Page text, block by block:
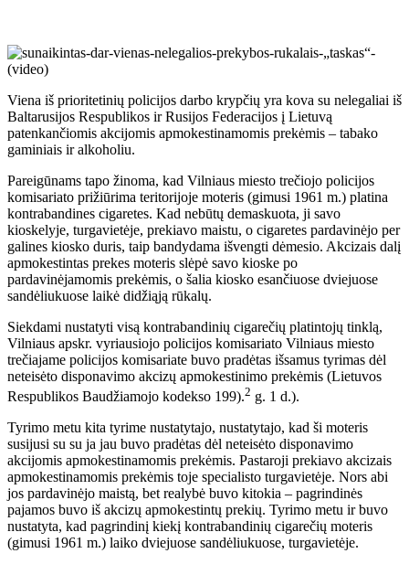
Viena iš prioritetinių policijos darbo krypčių yra kova su nelegaliai iš
Baltarusijos Respublikos ir Rusijos Federacijos į Lietuvą
patenkančiomis akcijomis apmokestinamomis prekėmis – tabako
gaminiais ir alkoholiu.
Pareigūnams tapo žinoma, kad Vilniaus miesto trečiojo policijos
komisariato prižiūrima teritorijoje moteris (gimusi 1961 m.) platina
kontrabandines cigaretes. Kad nebūtų demaskuota, ji savo
kioskelyje, turgavietėje, prekiavo maistu, o cigaretes pardavinėjo per
galines kiosko duris, taip bandydama išvengti dėmesio. Akcizais dalį
apmokestintas prekes moteris slėpė savo kioske po
pardavinėjamomis prekėmis, o šalia kiosko esančiuose dviejuose
sandėliukuose laikė didžiąją rūkalų.
Siekdami nustatyti visą kontrabandinių cigarečių platintojų tinklą,
Vilniaus apskr. vyriausiojo policijos komisariato Vilniaus miesto
trečiajame policijos komisariate buvo pradėtas išsamus tyrimas dėl
neteisėto disponavimo akcizų apmokestinimo prekėmis (Lietuvos
Respublikos Baudžiamojo kodekso 199).2 g. 1 d.).
Tyrimo metu kita tyrime nustatytajo, nustatytajo, kad ši moteris
susijusi su su ja jau buvo pradėtas dėl neteisėto disponavimo
akcijomis apmokestinamomis prekėmis. Pastaroji prekiavo akcizais
apmokestinamomis prekėmis toje specialisto turgavietėje. Nors abi
jos pardavinėjo maistą, bet realybė buvo kitokia – pagrindinės
pajamos buvo iš akcizų apmokestintų prekių. Tyrimo metu ir buvo
nustatyta, kad pagrindinį kiekį kontrabandinių cigarečių moteris
(gimusi 1961 m.) laiko dviejuose sandėliukuose, turgavietėje.